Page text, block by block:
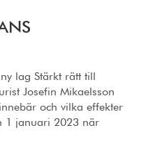
lag Stärkt rätt till
Josefin Mikaelsson
och vilka effekter
1 januari 2023 när